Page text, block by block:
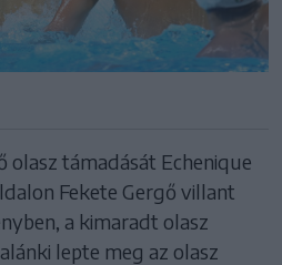
olasz támadását Echenique
Fekete Gergő villant
a kimaradt olasz
lepte meg az olasz